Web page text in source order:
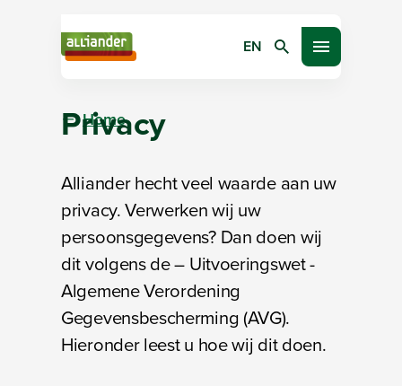
EN ZoekenOpen menu
Home
Privacy
Alliander hecht veel waarde aan uw
privacy. Verwerken wij uw
persoonsgegevens? Dan doen wij
dit volgens de – Uitvoeringswet -
Algemene Verordening
Gegevensbescherming (AVG).
Hieronder leest u hoe wij dit doen.